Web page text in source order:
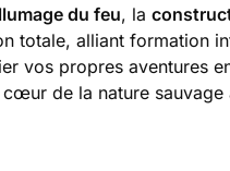
du feu, la
totale, alliant formation
vos propres aventures
cœur de la nature sauvage